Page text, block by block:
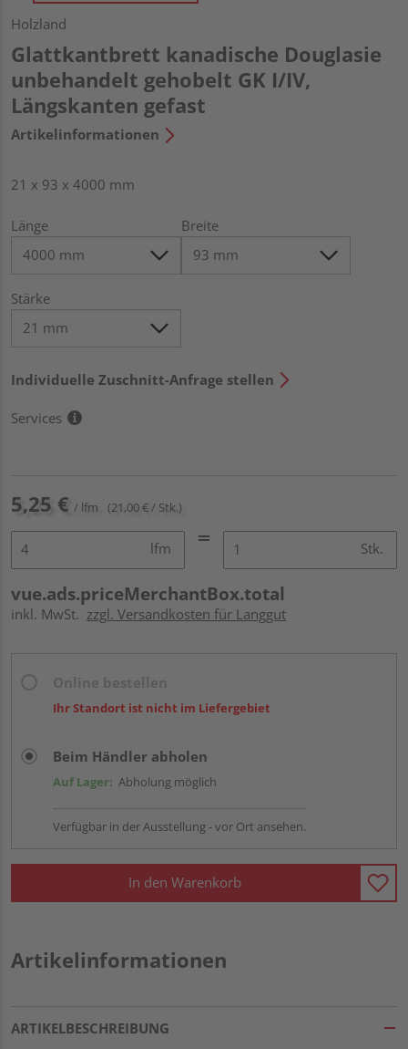
Holzland
Glattkantbrett kanadische Douglasie
unbehandelt gehobelt GK I/IV,
Längskanten gefast
Artikelinformationen
21 x 93 x 4000 mm
Länge Breite
Stärke
Individuelle Zuschnitt-Anfrage stellen
Services
5,25 € / lfm (21,00 € / Stk.)
lfm Stk.
vue.ads.priceMerchantBox.total
inkl. MwSt. zzgl. Versandkosten für Langgut
Ihr Standort ist nicht im Liefergebiet
Beim Händler abholen
Auf Lager: Abholung möglich
Verfügbar in der Ausstellung - vor Ort ansehen.
In den Warenkorb
Artikelinformationen
ARTIKELBESCHREIBUNG